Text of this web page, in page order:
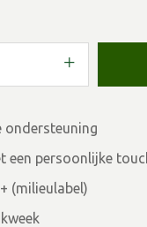
ondersteuning
een persoonlijke
(milieulabel)